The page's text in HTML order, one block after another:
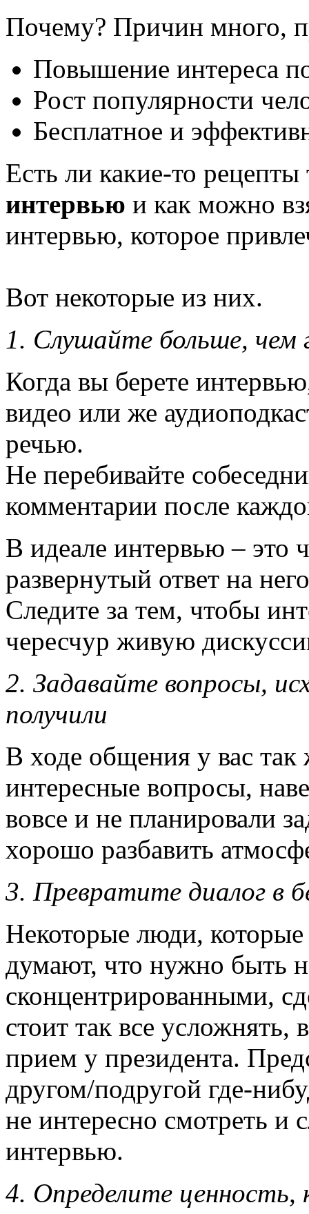
Почему? Причин много,
Повышение интереса
Рост популярности
Бесплатное и
Есть ли какие-то рецепты
интервью и как можно
интервью, которое
Вот некоторые из них.
1. Слушайте больше, чем
Когда вы берете
видео или же
речью.
Не перебивайте
комментарии после
В идеале интервью – это
развернутый ответ на
Следите за тем, чтобы
чересчур живую
2. Задавайте вопросы,
получили
В ходе общения у вас
интересные вопросы,
вовсе и не планировали
хорошо разбавить
3. Превратите диалог в
Некоторые люди,
думают, что нужно быть
сконцентрированными,
стоит так все
прием у президента.
другом/подругой где-
не интересно смотреть и
интервью.
4. Определите